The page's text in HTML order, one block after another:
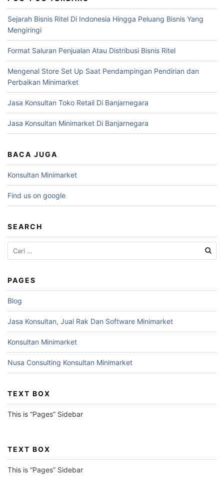
Sejarah Bisnis Ritel Di Indonesia Hingga Peluang Bisnis Yang
Mengiringi
Format Saluran Penjualan Atau Distribusi Bisnis Ritel
Mengenal Store Set Up Saat Pendampingan Pendirian dan
Perbaikan Minimarket
Jasa Konsultan Toko Retail Di Banjarnegara
Jasa Konsultan Minimarket Di Banjarnegara
BACA JUGA
Konsultan Minimarket
Find us on google
SEARCH
Cari
untuk:
PAGES
Blog
Jasa Konsultan, Jual Rak Dan Software Minimarket
Konsultan Minimarket
Nusa Consulting Konsultan Minimarket
TEXT BOX
This is “Pages” Sidebar
TEXT BOX
This is “Pages” Sidebar